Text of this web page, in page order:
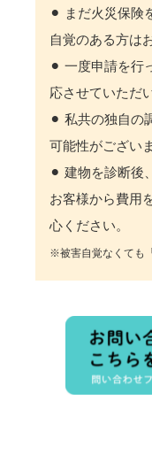
⚫︎ まだ火災保険
自覚のある方は
⚫︎ 一度申請を行
応させていただ
⚫︎ 私共の独自の
可能性がござい
⚫︎ 建物を診断後
お客様から費用
心ください。
※被害自覚なくても